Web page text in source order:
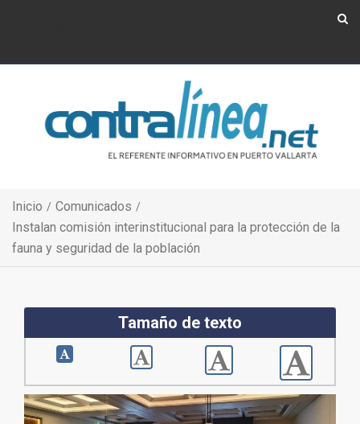
Inicio
Comunicados
Instalan comisión interinstitucional para la protección de la
fauna y seguridad de la población
Tamaño de texto